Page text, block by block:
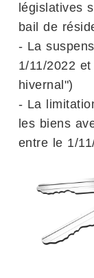
législatives
bail de
- La
1/11/2022
hivernal")
- La
les biens
entre le 1/